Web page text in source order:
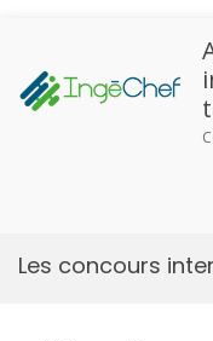
Les concours